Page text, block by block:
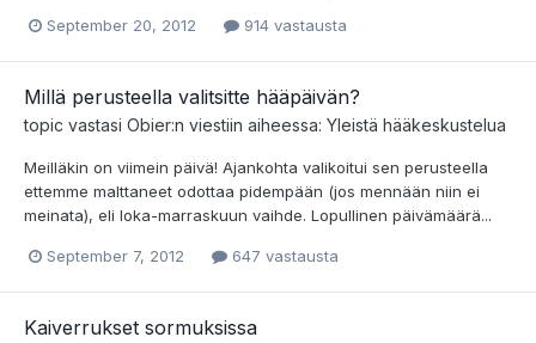
September 20, 2012 914 vastausta
Millä perusteella valitsitte hääpäivän?
topic vastasi Obier:n viestiin aiheessa: Yleistä hääkeskustelua
Meilläkin on viimein päivä! Ajankohta valikoitui sen perusteella
ettemme malttaneet odottaa pidempään (jos mennään niin ei
meinata), eli loka-marraskuun vaihde. Lopullinen päivämäärä...
September 7, 2012 647 vastausta
Kaiverrukset sormuksissa